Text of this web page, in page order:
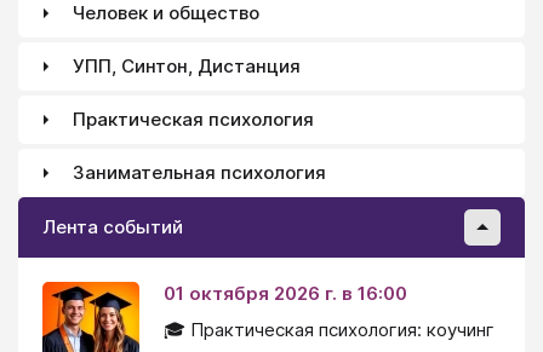
Человек и общество
УПП, Синтон, Дистанция
Практическая психология
Занимательная психология
Лента событий
01 октября 2026 г. в 16:00
🎓 Практическая психология: коучинг